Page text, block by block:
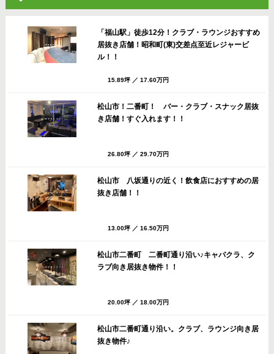
「福山駅」徒歩12分！クラブ・ラウンジおすすめ
居抜き店舗！昭和町(東)交差点至近レジャービ
ル！！
15.89坪 ／ 17.60万円
松山市！二番町！ バー・クラブ・スナック居抜
き店舗！すぐ入れます！！
26.80坪 ／ 29.70万円
松山市 八坂通りの近く！飲食店におすすめの居
抜き店舗！！
13.00坪 ／ 16.50万円
松山市二番町 二番町通り沿い♪キャバクラ、ク
ラブ向き居抜き物件！！
20.00坪 ／ 18.00万円
松山市二番町通り沿い。クラブ、ラウンジ向き居
抜き物件♪